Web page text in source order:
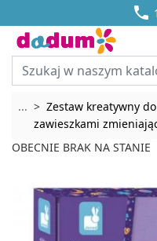


... Rozwiń breadcrumbs
Zestaw kreatywny
zawieszkami
OBECNIE BRAK NA STANIE